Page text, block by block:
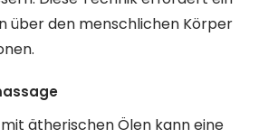
über den menschlichen Körper
ätherischen Ölen kann eine